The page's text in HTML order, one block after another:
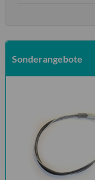
Sonderangebote